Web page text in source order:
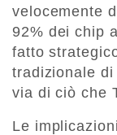
velocemente
92% dei chip
fatto
tradizionale
via di ciò che
Le